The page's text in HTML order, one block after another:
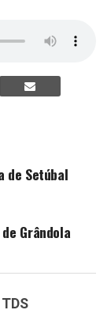
de Setúbal
Grândola